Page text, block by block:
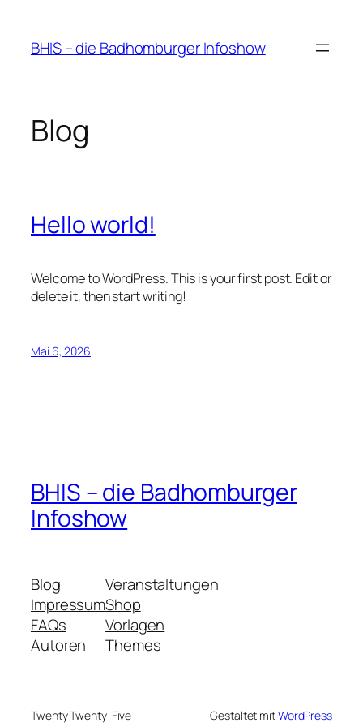
springen
BHIS – die Badhomburger Infoshow
Blog
Hello world!
Welcome to WordPress. This is your first post. Edit or
delete it, then start writing!
Mai 6, 2026
BHIS – die Badhomburger
Infoshow
Blog
Impressum
FAQs
Autoren
Veranstaltungen
Shop
Vorlagen
Themes
Twenty Twenty-Five Gestaltet mitWordPress